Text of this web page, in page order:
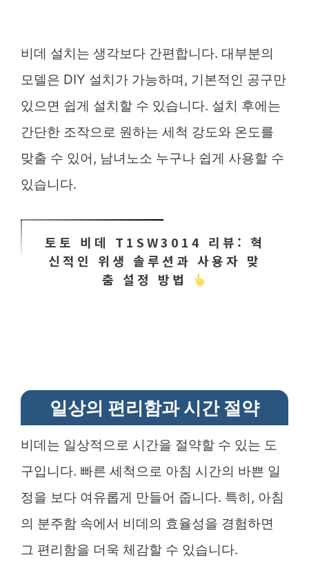
비데 설치는 생각보다 간편합니다. 대부분의
모델은 DIY 설치가 가능하며, 기본적인 공구만
있으면 쉽게 설치할 수 있습니다. 설치 후에는
간단한 조작으로 원하는 세척 강도와 온도를
맞출 수 있어, 남녀노소 누구나 쉽게 사용할 수
있습니다.
토토 비데 T1SW3014 리뷰: 혁
신적인 위생 솔루션과 사용자 맞
춤 설정 방법
일상의 편리함과 시간 절약
비데는 일상적으로 시간을 절약할 수 있는 도
구입니다. 빠른 세척으로 아침 시간의 바쁜 일
정을 보다 여유롭게 만들어 줍니다. 특히, 아침
의 분주함 속에서 비데의 효율성을 경험하면
그 편리함을 더욱 체감할 수 있습니다.